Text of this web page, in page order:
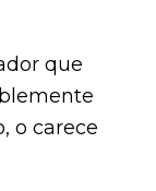
que
o carece